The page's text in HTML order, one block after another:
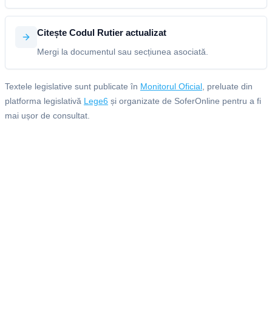
Citește Codul Rutier actualizat
Mergi la documentul sau secțiunea asociată.
Textele legislative sunt publicate în Monitorul Oficial , preluate din
platforma legislativă Lege6 și organizate de SoferOnline pentru a fi
mai ușor de consultat.